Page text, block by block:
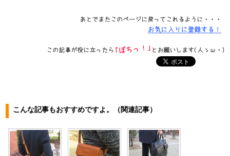
こんな記事もおすすめですよ。（関連記事）